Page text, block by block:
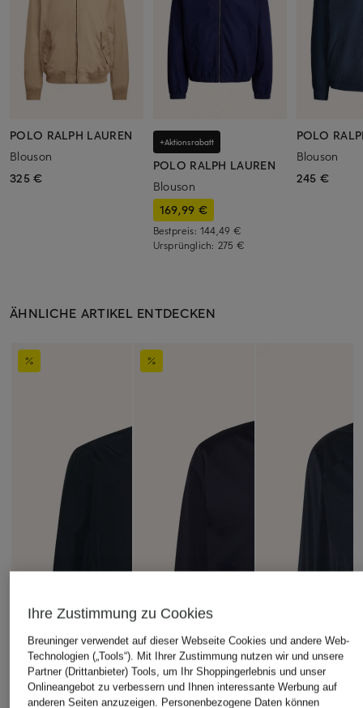
POLO RALPH LAUREN
Blouson
325 €
+Aktionsrabatt
POLO RALPH LAUREN
Blouson
169,99 €
Bestpreis: 144,49 €
Ursprünglich: 275 €
POLO
Blouson
245 €
ÄHNLICHE ARTIKEL ENTDECKEN
Ihre Zustimmung zu Cookies
Breuninger verwendet auf dieser Webseite Cookies und andere Web-
Technologien („Tools“). Mit Ihrer Zustimmung nutzen wir und unsere
Partner (Drittanbieter) Tools, um Ihr Shoppingerlebnis und unser
Onlineangebot zu verbessern und Ihnen interessante Werbung auf
anderen Seiten anzuzeigen. Personenbezogene Daten können